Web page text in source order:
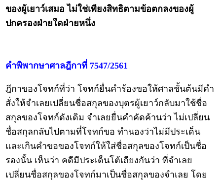
ของผู้เยาว์เสมอ ไม่ใช่เพียงสิทธิตามข้อตกลงของผู้
ปกครองฝ่ายใดฝ่ายหนึ่ง
คำพิพากษาศาลฎีกาที่ 7547/2561
ฎีกาของโจทก์ที่ว่า โจทก์ยื่นคำร้องขอให้ศาลชั้นต้นมีคำ
สั่งให้จำเลยเปลี่ยนชื่อสกุลของบุตรผู้เยาว์กลับมาใช้ชื่อ
สกุลของโจทก์ดังเดิม จำเลยยื่นคำคัดค้านว่า ไม่เปลี่ยน
ชื่อสกุลกลับไปตามที่โจทก์ขอ ทำนองว่าไม่มีประเด็น
และเกินคำขอของโจทก์ให้ใส่ชื่อสกุลของโจทก์เป็นชื่อ
รองนั้น เห็นว่า คดีมีประเด็นโต้เถียงกันว่า ที่จำเลย
เปลี่ยนชื่อสกุลของโจทก์มาเป็นชื่อสกุลของจำเลย โดย